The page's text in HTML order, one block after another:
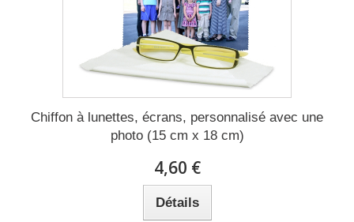
Chiffon à lunettes, écrans, personnalisé avec une
photo (15 cm x 18 cm)
4,60 €
Détails